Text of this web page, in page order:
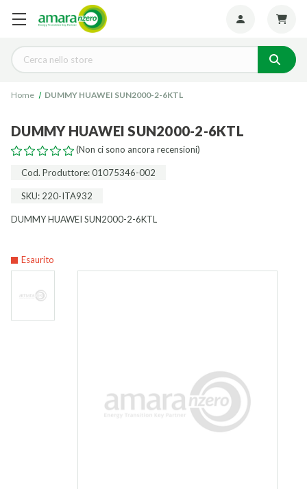
Cerca
Home DUMMY HUAWEI SUN2000-2-6KTL
DUMMY HUAWEI SUN2000-2-6KTL
(Non ci sono ancora recensioni)
Cod. Produttore: 01075346-002
SKU: 220-ITA932
DUMMY HUAWEI SUN2000-2-6KTL
Esaurito